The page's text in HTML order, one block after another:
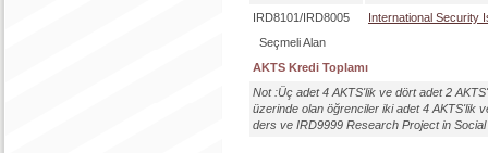
IRD8101/IRD8005
International Security
Seçmeli Alan
AKTS Kredi Toplamı
Not :Üç adet 4 AKTS'lik ve dört adet 2
üzerinde olan öğrenciler iki adet 4 AKTS'lik
ders ve IRD9999 Research Project in